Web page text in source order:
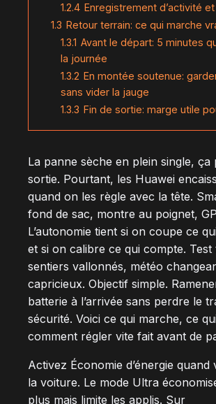
1.2.4 Enregistrement d’activité
1.3 Retour terrain: ce qui marche
1.3.1 Avant le départ: 5 minutes
la journée
1.3.2 En montée soutenue:
sans vider la jauge
1.3.3 Fin de sortie: marge utile
La panne sèche en plein single, ça
sortie. Pourtant, les Huawei
quand on les règle avec la tête.
fond de sac, montre au poignet,
L’autonomie tient si on coupe ce
et si on calibre ce qui compte.
sentiers vallonnés, météo
capricieux. Objectif simple.
batterie à l’arrivée sans perdre le
sécurité. Voici ce qui marche, ce
comment régler vite fait avant de
Activez Économie d’énergie quand
la voiture. Le mode Ultra
plus mais limite les applis. Sur